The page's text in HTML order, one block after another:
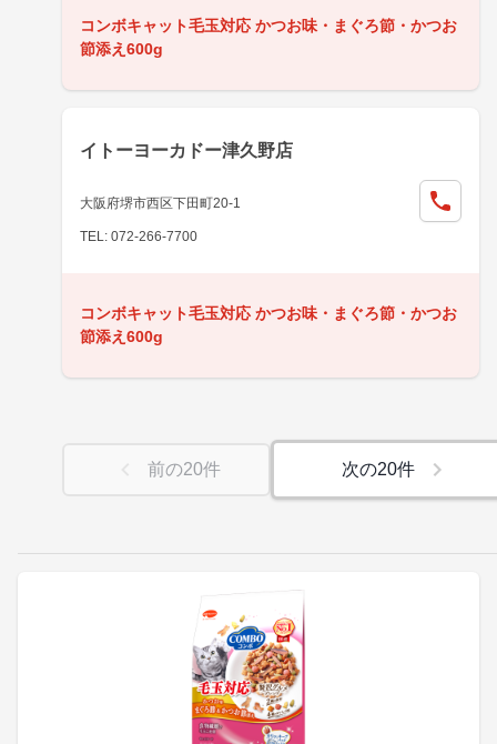
コンボキャット毛玉対応 かつお味・まぐろ節・かつお
節添え600g
イトーヨーカドー津久野店
大阪府堺市西区下田町20-1
TEL: 072-266-7700
コンボキャット毛玉対応 かつお味・まぐろ節・かつお
節添え600g
前の20件 次の20件